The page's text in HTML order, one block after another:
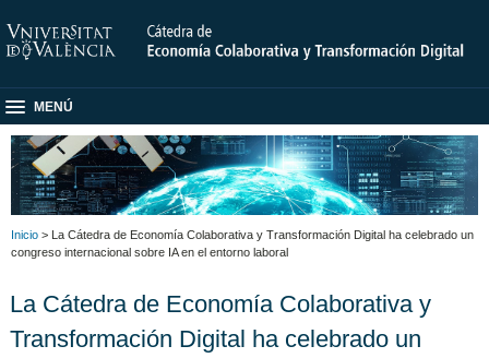
MENÚ
Inicio > La Cátedra de Economía Colaborativa y Transformación Digital ha celebrado un
congreso internacional sobre IA en el entorno laboral
La Cátedra de Economía Colaborativa y
Transformación Digital ha celebrado un